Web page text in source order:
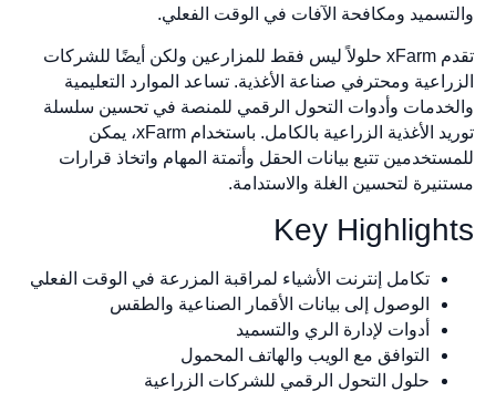
ومكافحة الآفات في الوقت الفعلي.
تقدم xFarm حلولاً ليس فقط للمزارعين ولكن أيضًا للشركات
ومحترفي صناعة الأغذية. تساعد الموارد التعليمية
وأدوات التحول الرقمي للمنصة في تحسين سلسلة
توريد الأغذية الزراعية بالكامل. باستخدام xFarm، يمكن
تتبع بيانات الحقل وأتمتة المهام واتخاذ قرارات
لتحسين الغلة والاستدامة.
Key
تكامل إنترنت الأشياء لمراقبة المزرعة في الوقت الفعلي
الوصول إلى بيانات الأقمار الصناعية والطقس
أدوات لإدارة الري والتسميد
التوافق مع الويب والهاتف المحمول
حلول التحول الرقمي للشركات الزراعية